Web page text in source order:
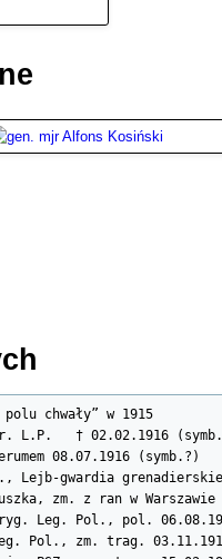
chwały” w 1915
L.P.   † 02.02.1916
08.07.1916 (symb.?)
Lejb-gwardia
zm. z ran w Warszawie
Leg. Pol., pol.
Pol., zm. trag.